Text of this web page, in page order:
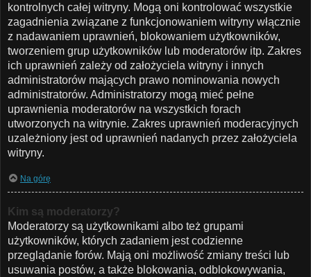
kontrolnych całej witryny. Mogą oni kontrolować wszystkie
zagadnienia związane z funkcjonowaniem witryny włącznie
z nadawaniem uprawnień, blokowaniem użytkowników,
tworzeniem grup użytkowników lub moderatorów itp. Zakres
ich uprawnień zależy od założyciela witryny i innych
administratorów mających prawo nominowania nowych
administratorów. Administratorzy mogą mieć pełne
uprawnienia moderatorów na wszystkich forach
utworzonych na witrynie. Zakres uprawnień moderacyjnych
uzależniony jest od uprawnień nadanych przez założyciela
witryny.
Na górę
Kim są moderatorzy?
Moderatorzy są użytkownikami albo też grupami
użytkowników, których zadaniem jest codzienne
przeglądanie forów. Mają oni możliwość zmiany treści lub
usuwania postów, a także blokowania, odblokowywania,